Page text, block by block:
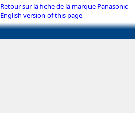
Retour sur la fiche de la marque Panasonic
English version of this page